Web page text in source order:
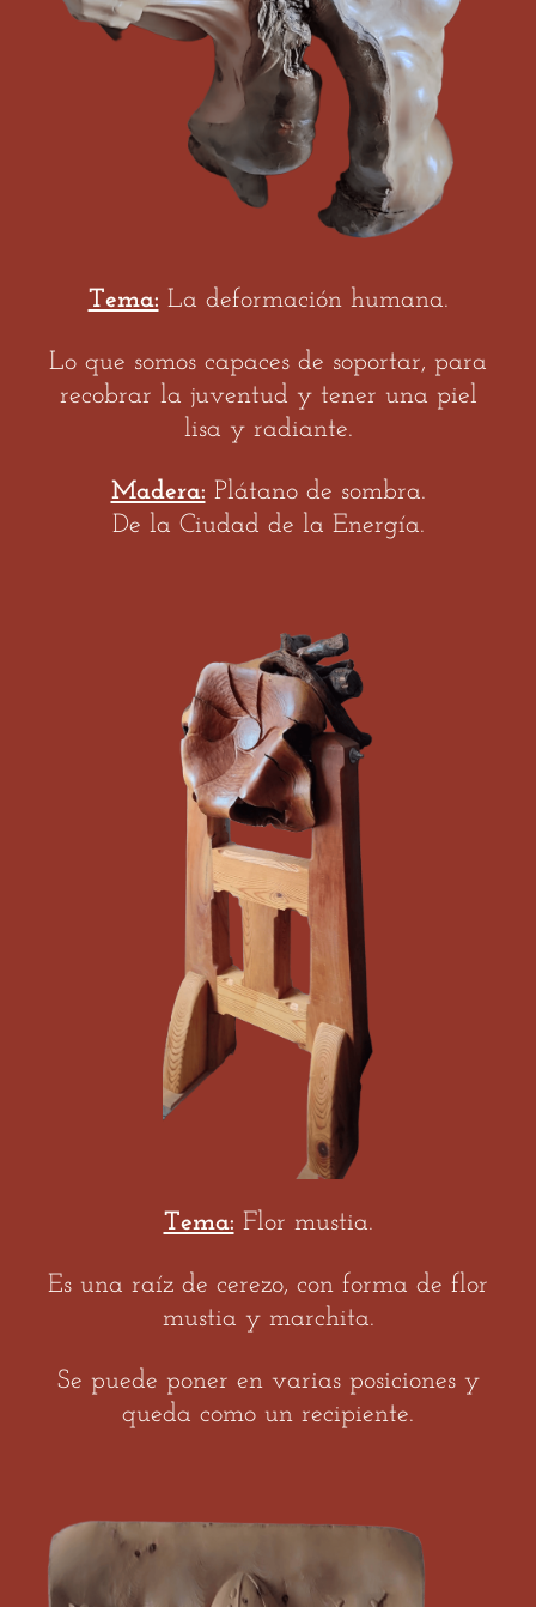
Tema: La deformación humana.
Lo que somos capaces de soportar, para
recobrar la juventud y tener una piel
lisa y radiante.
Madera: Plátano de sombra.
De la Ciudad de la Energía.
Tema: Flor mustia.
Es una raíz de cerezo, con forma de flor
mustia y marchita.
Se puede poner en varias posiciones y
queda como un recipiente.